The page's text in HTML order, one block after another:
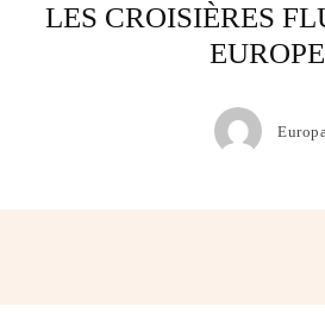
LES CROISIÈRES
EUROPE
Europa